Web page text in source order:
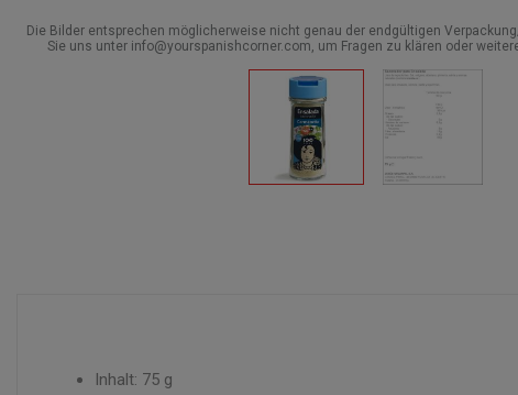
Die Bilder entsprechen möglicherweise nicht genau der endgültigen
Sie uns unter info@yourspanishcorner.com, um Fragen zu klären oder
Inhalt: 75 g